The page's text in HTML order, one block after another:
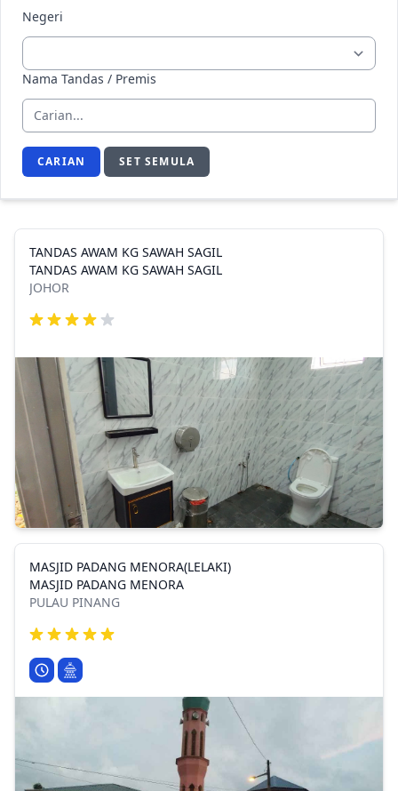
Negeri
Nama Tandas / Premis
CARIAN SET SEMULA
TANDAS AWAM KG SAWAH SAGIL
TANDAS AWAM KG SAWAH SAGIL
JOHOR
MASJID PADANG MENORA(LELAKI)
MASJID PADANG MENORA
PULAU PINANG